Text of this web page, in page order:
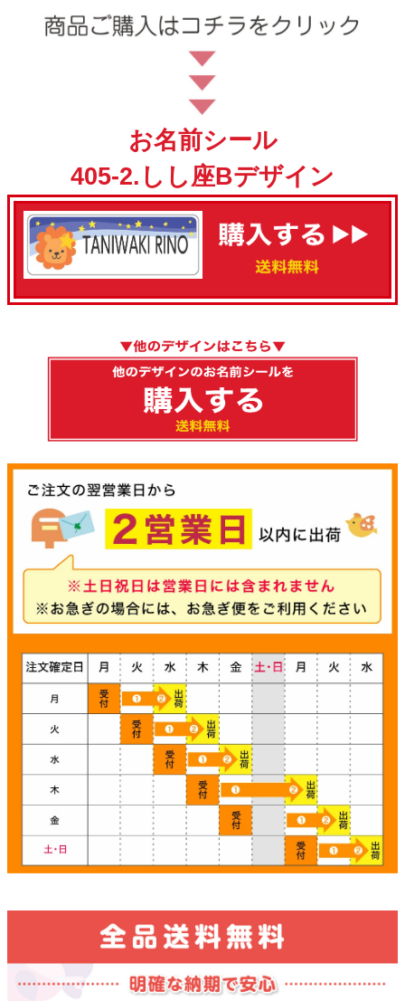
お名前シール
405-2.しし座Bデザイン